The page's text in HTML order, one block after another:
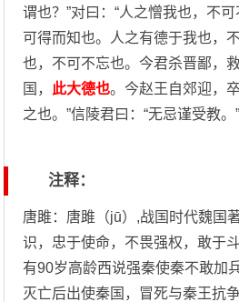
谓也？”对曰：“人之憎我也，不
可得而知也。人之有德于我也，
也，不可不忘也。今君杀晋鄙，
国， 此大德也。今赵王自郊迎，
之也。”信陵君曰：“无忌谨受教。”
注释：
唐雎：唐雎（jū）,战国时代魏国
识，忠于使命，不畏强权，敢于
有90岁高龄西说强秦使秦不敢加
灭亡后出使秦国，冒死与秦王抗